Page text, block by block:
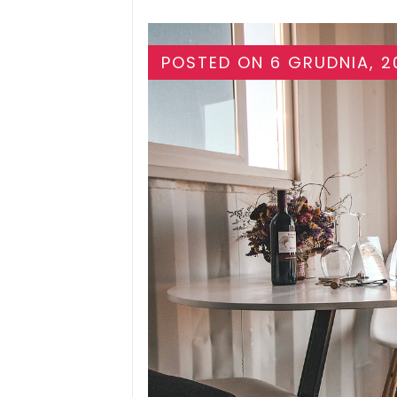
POSTED ON 6 GRUDNIA,